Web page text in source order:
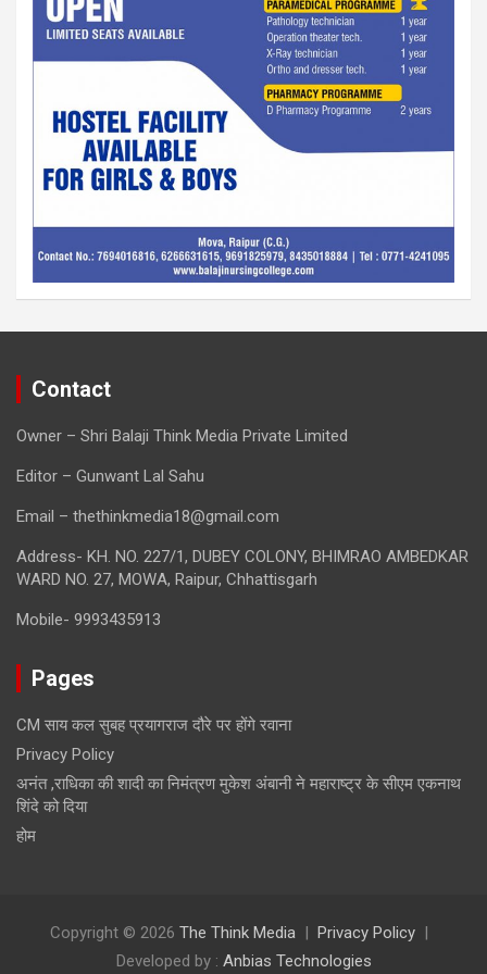
Contact
Owner – Shri Balaji Think Media Private Limited
Editor – Gunwant Lal Sahu
Email – thethinkmedia18@gmail.com
Address- KH. NO. 227/1, DUBEY COLONY, BHIMRAO AMBEDKAR
WARD NO. 27, MOWA, Raipur, Chhattisgarh
Mobile- 9993435913
Pages
CM साय कल सुबह प्रयागराज दौरे पर होंगे रवाना
Privacy Policy
अनंत ,राधिका की शादी का निमंत्रण मुकेश अंबानी ने महाराष्ट्र के सीएम एकनाथ
शिंदे को दिया
होम
Copyright © 2026 The Think Media
Privacy Policy
Developed by : Anbias Technologies